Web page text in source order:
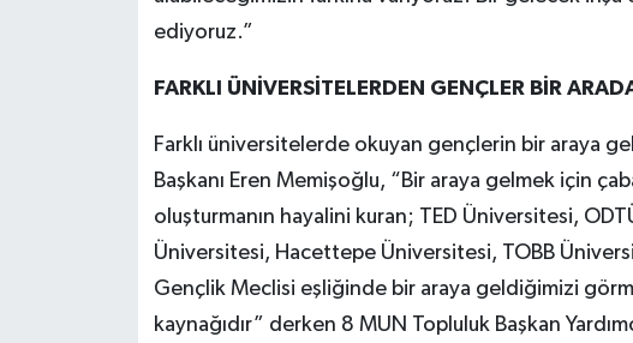
ediyoruz.”
FARKLI ÜNİVERSİTELERDEN GENÇLER BİR
Farklı üniversitelerde okuyan gençlerin bir araya
Başkanı Eren Memişoğlu, “Bir araya gelmek için
oluşturmanın hayalini kuran; TED Üniversitesi,
Üniversitesi, Hacettepe Üniversitesi, TOBB
Gençlik Meclisi eşliğinde bir araya geldiğimizi
kaynağıdır” derken 8 MUN Topluluk Başkan